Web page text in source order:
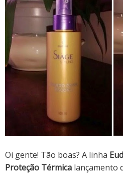
Oi gente! Tão boas? A linha
Proteção Térmica lançamento